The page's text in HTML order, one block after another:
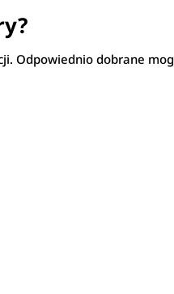
Odpowiednio dobrane